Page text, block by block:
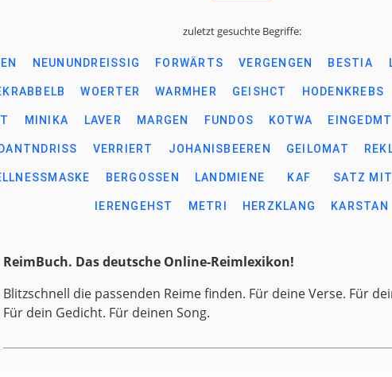
zuletzt gesuchte Begriffe:
NEUNUNDREISSIG FORWÄRTS VERGENGEN BESTIA
WOERTER WARMHER GEISHCT HODENKREBS
MINIKA LAVER MARGEN FUNDOS KOTWA EINGEDMT
VERRIERT JOHANISBEEREN GEILOMAT
BERGOSSEN LANDMIENE KAF SATZ
IERENGEHST METRI HERZKLANG KARSTAN
ReimBuch. Das deutsche Online-Reimlexikon!
Blitzschnell die passenden Reime finden. Für deine Verse. Für
Für dein Gedicht. Für deinen Song.